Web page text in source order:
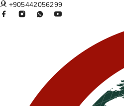
+905442056299